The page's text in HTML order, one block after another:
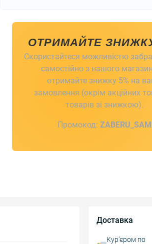
ОТРИМАЙТЕ
Скористайтеся можливістю
самостійно з нашого
отримайте знижку 5% на
замовлення (окрім акційних
товарів зі знижкою).
Промокод: ZABERU_SAM
Доставка
Курʼєром по